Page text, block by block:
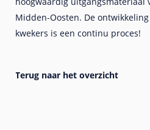
Midden-Oosten. De
kwekers is een continu proces!